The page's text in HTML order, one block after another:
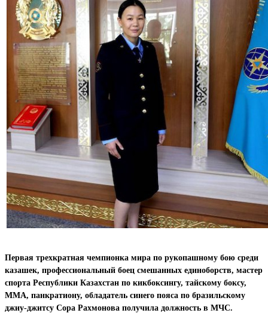
Первая трехкратная чемпионка мира по рукопашному бою среди
казашек, профессиональный боец смешанных единоборств, мастер
спорта Республики Казахстан по кикбоксингу, тайскому боксу,
ММА, панкратиону, обладатель синего пояса по бразильскому
джиу-джитсу Сора Рахмонова получила должность в МЧС.